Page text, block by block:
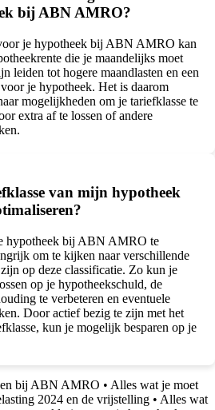
bij ABN AMRO?
je hypotheek bij ABN AMRO kan
die je maandelijks moet
leiden tot hogere maandlasten en een
je hypotheek. Het is daarom
mogelijkheden om je tariefklasse te
extra af te lossen of andere
van mijn hypotheek
hypotheek bij ABN AMRO te
om te kijken naar verschillende
op deze classificatie. Zo kun je
op je hypotheekschuld, de
te verbeteren en eventuele
Door actief bezig te zijn met het
kun je mogelijk besparen op je
bij ABN AMRO • Alles wat je moet
2024 en de vrijstelling • Alles wat